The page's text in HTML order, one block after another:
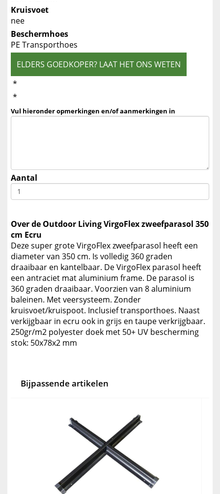
Kruisvoet
nee
Beschermhoes
PE Transporthoes
ELDERS GOEDKOPER? LAAT HET ONS WETEN
*
*
Vul hieronder opmerkingen en/of aanmerkingen in
Aantal
Over de Outdoor Living VirgoFlex zweefparasol 350
cm Ecru
Deze super grote VirgoFlex zweefparasol heeft een
diameter van 350 cm. Is volledig 360 graden
draaibaar en kantelbaar. De VirgoFlex parasol heeft
een antraciet mat aluminium frame. De parasol is
360 graden draaibaar. Voorzien van 8 aluminium
baleinen. Met veersysteem. Zonder
kruisvoet/kruispoot. Inclusief transporthoes. Naast
verkijgbaar in ecru ook in grijs en taupe verkrijgbaar.
250gr/m2 polyester doek met 50+ UV bescherming
stok: 50x78x2 mm
Bijpassende artikelen